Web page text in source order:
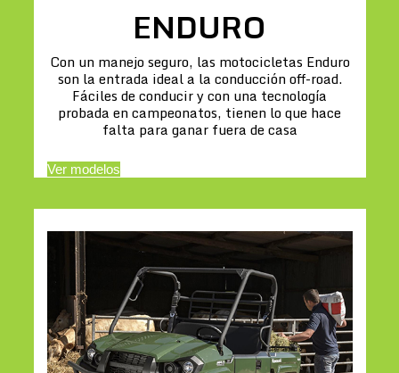
ENDURO
Con un manejo seguro, las motocicletas Enduro
son la entrada ideal a la conducción off-road.
Fáciles de conducir y con una tecnología
probada en campeonatos, tienen lo que hace
falta para ganar fuera de casa
Ver modelos